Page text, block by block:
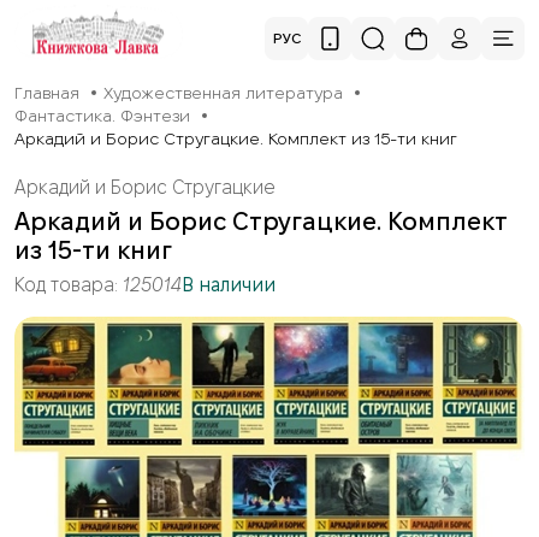
РУС
Главная
Художественная литература
Фантастика. Фэнтези
Аркадий и Борис Стругацкие. Комплект из 15-ти книг
Аркадий и Борис Стругацкие
Аркадий и Борис Стругацкие. Комплект
из 15-ти книг
Код товара: 125014 В наличии